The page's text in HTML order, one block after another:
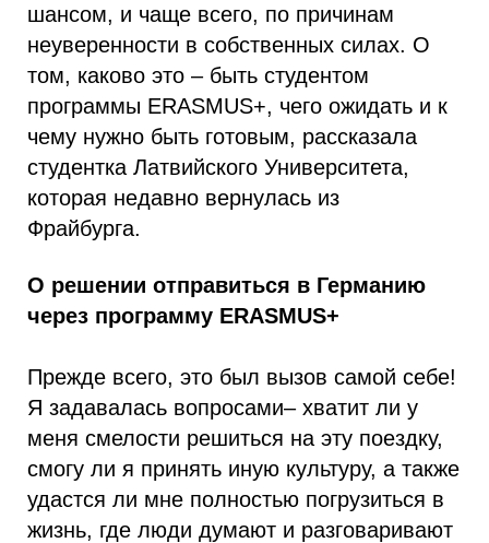
шансом, и чаще всего, по причинам
неуверенности в собственных силах. О
том, каково это – быть студентом
программы ERASMUS+, чего ожидать и к
чему нужно быть готовым, рассказала
студентка Латвийского Университета,
которая недавно вернулась из
Фрайбурга.
О решении отправиться в Германию
через программу ERASMUS+
Прежде всего, это был вызов самой себе!
Я задавалась вопросами– хватит ли у
меня смелости решиться на эту поездку,
смогу ли я принять иную культуру, а также
удастся ли мне полностью погрузиться в
жизнь, где люди думают и разговаривают